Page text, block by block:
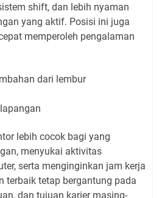
shift, dan lebih nyaman
yang aktif. Posisi ini juga
memperoleh pengalaman
dari lembur
lebih cocok bagi yang
menyukai aktivitas
serta menginginkan jam kerja
terbaik tetap bergantung pada
dan tujuan karier masing-